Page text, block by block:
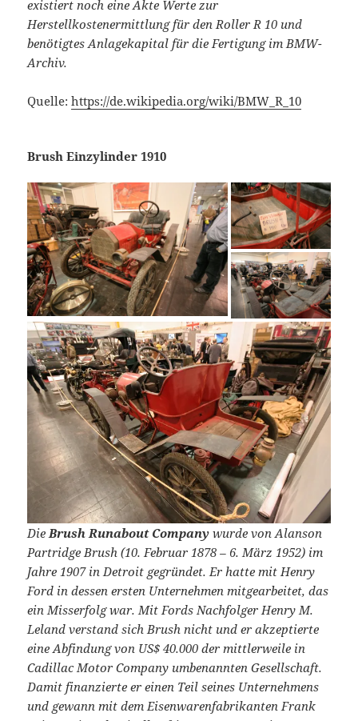
existiert noch eine Akte Werte zur
Herstellkostenermittlung für den Roller R 10 und
benötigtes Anlagekapital für die Fertigung im BMW-
Archiv.
Quelle:https://de.wikipedia.org/wiki/BMW_R_10
Brush Einzylinder 1910
DieBrush Runabout Company wurde von Alanson
Partridge Brush (10. Februar 1878 – 6. März 1952) im
Jahre 1907 in Detroit gegründet. Er hatte mit Henry
Ford in dessen ersten Unternehmen mitgearbeitet, das
ein Misserfolg war. Mit Fords Nachfolger Henry M.
Leland verstand sich Brush nicht und er akzeptierte
eine Abfindung von US$ 40.000 der mittlerweile in
Cadillac Motor Company umbenannten Gesellschaft.
Damit finanzierte er einen Teil seines Unternehmens
und gewann mit dem Eisenwarenfabrikanten Frank